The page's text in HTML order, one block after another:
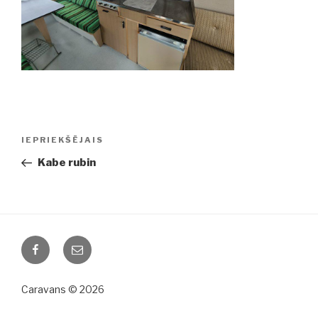
Ziņu
Iepriekšējā
ziņa:
IEPRIEKŠĒJAIS
Kabe rubin
FacebookEmail
Caravans © 2026